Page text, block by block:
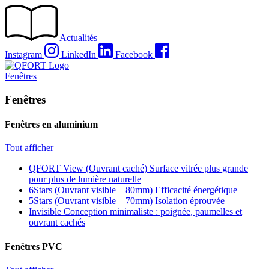
Passer
Actualités
Instagram
LinkedIn Facebook
Fenêtres
Fenêtres
Fenêtres en aluminium
Tout afficher
QFORT View (Ouvrant caché) Surface vitrée plus grande
pour plus de lumière naturelle
6Stars (Ouvrant visible – 80mm) Efficacité énergétique
5Stars (Ouvrant visible – 70mm) Isolation éprouvée
Invisible Conception minimaliste : poignée, paumelles et
ouvrant cachés
Fenêtres PVC